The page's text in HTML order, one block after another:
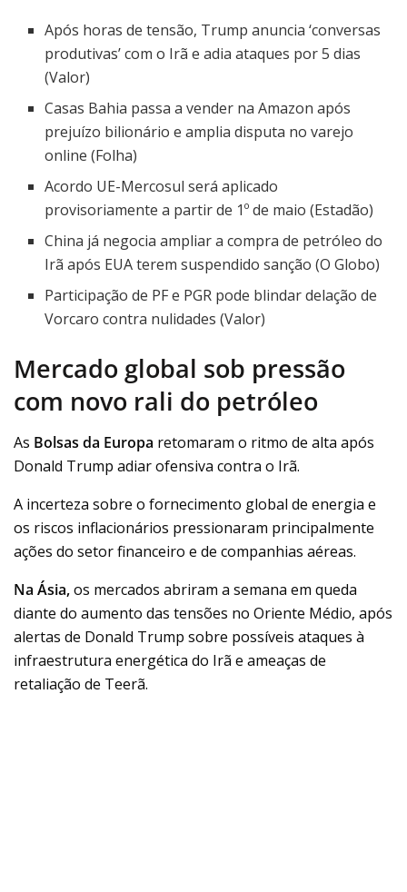
Após horas de tensão, Trump anuncia ‘conversas
produtivas’ com o Irã e adia ataques por 5 dias
(Valor)
Casas Bahia passa a vender na Amazon após
prejuízo bilionário e amplia disputa no varejo
online (Folha)
Acordo UE-Mercosul será aplicado
provisoriamente a partir de 1º de maio (Estadão)
China já negocia ampliar a compra de petróleo do
Irã após EUA terem suspendido sanção (O Globo)
Participação de PF e PGR pode blindar delação de
Vorcaro contra nulidades (Valor)
Mercado global sob pressão
com novo rali do petróleo
As Bolsas da Europa retomaram o ritmo de alta após
Donald Trump adiar ofensiva contra o Irã.
A incerteza sobre o fornecimento global de energia e
os riscos inflacionários pressionaram principalmente
ações do setor financeiro e de companhias aéreas.
Na Ásia,os mercados abriram a semana em queda
diante do aumento das tensões no Oriente Médio, após
alertas de Donald Trump sobre possíveis ataques à
infraestrutura energética do Irã e ameaças de
retaliação de Teerã.